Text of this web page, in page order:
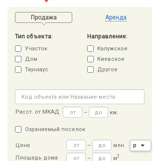
Продажа Аренда
Тип объекта:
Участок
Дом
Таунхаус
Направление:
Калужское
Киевское
Другое
Расст. от МКАД – км.
Охраняемый поселок
Цена – млн.
р
Площадь дома
– м2